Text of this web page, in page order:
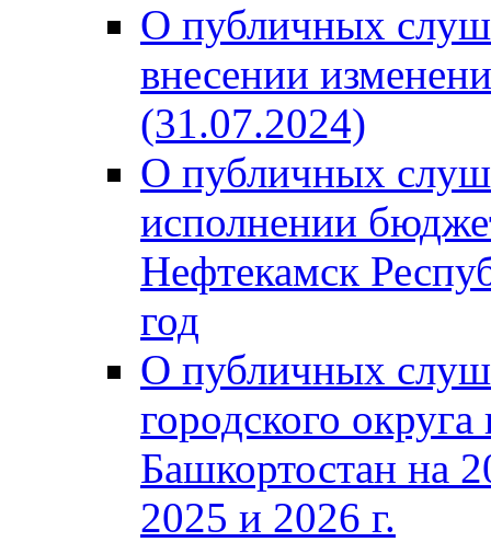
О публичных
внесении
(31.07.2024)
О публичных
исполнении
Нефтекамск
год
О публичных
городского
Башкортостан на
2025 и 2026 г.